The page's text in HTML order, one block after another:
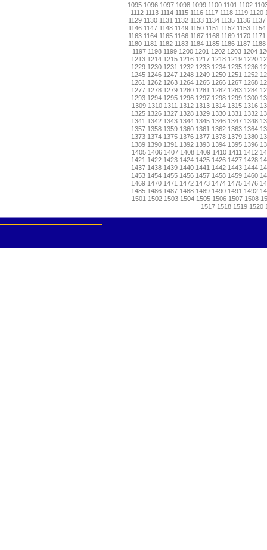
1095 1096 1097 1098 1099 1100 1101 1102
1112 1113 1114 1115 1116 1117 1118 1119 1120
1129 1130 1131 1132 1133 1134 1135 1136 1137
1146 1147 1148 1149 1150 1151 1152 1153 1154
1163 1164 1165 1166 1167 1168 1169 1170 1171
1180 1181 1182 1183 1184 1185 1186 1187 1188
1197 1198 1199 1200 1201 1202 1203 1204
1213 1214 1215 1216 1217 1218 1219 1220
1229 1230 1231 1232 1233 1234 1235 1236
1245 1246 1247 1248 1249 1250 1251 1252
1261 1262 1263 1264 1265 1266 1267 1268
1277 1278 1279 1280 1281 1282 1283 1284
1293 1294 1295 1296 1297 1298 1299 1300
1309 1310 1311 1312 1313 1314 1315 1316
1325 1326 1327 1328 1329 1330 1331 1332
1341 1342 1343 1344 1345 1346 1347 1348
1357 1358 1359 1360 1361 1362 1363 1364
1373 1374 1375 1376 1377 1378 1379 1380
1389 1390 1391 1392 1393 1394 1395 1396
1405 1406 1407 1408 1409 1410 1411 1412
1421 1422 1423 1424 1425 1426 1427 1428
1437 1438 1439 1440 1441 1442 1443 1444
1453 1454 1455 1456 1457 1458 1459 1460
1469 1470 1471 1472 1473 1474 1475 1476
1485 1486 1487 1488 1489 1490 1491 1492
1501 1502 1503 1504 1505 1506 1507 1508
1517 1518 1519 1520